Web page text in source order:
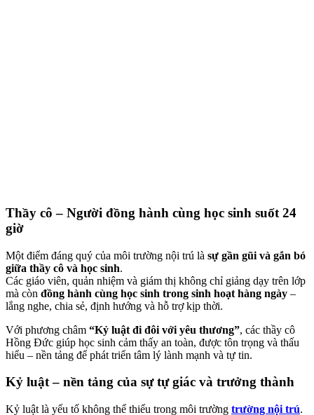
Thầy cô – Người đồng hành cùng học sinh suốt 24
giờ
Một điểm đáng quý của môi trường nội trú là sự gần gũi và gắn bó
giữa thầy cô và học sinh.
Các giáo viên, quản nhiệm và giám thị không chỉ giảng dạy trên lớp
mà còn đồng hành cùng học sinh trong sinh hoạt hàng ngày –
lắng nghe, chia sẻ, định hướng và hỗ trợ kịp thời.
Với phương châm “Kỷ luật đi đôi với yêu thương”, các thầy cô
Hồng Đức giúp học sinh cảm thấy an toàn, được tôn trọng và thấu
hiểu – nền tảng để phát triển tâm lý lành mạnh và tự tin.
Kỷ luật – nền tảng của sự tự giác và trưởng thành
Kỷ luật là yếu tố không thể thiếu trong môi trường trường nội trú.